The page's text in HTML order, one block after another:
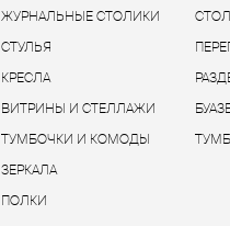
ЖУРНАЛЬНЫЕ СТОЛИКИ
СТУЛЬЯ
КРЕСЛА
ВИТРИНЫ И СТЕЛЛАЖИ
ТУМБОЧКИ И КОМОДЫ
ЗЕРКАЛА
ПОЛКИ